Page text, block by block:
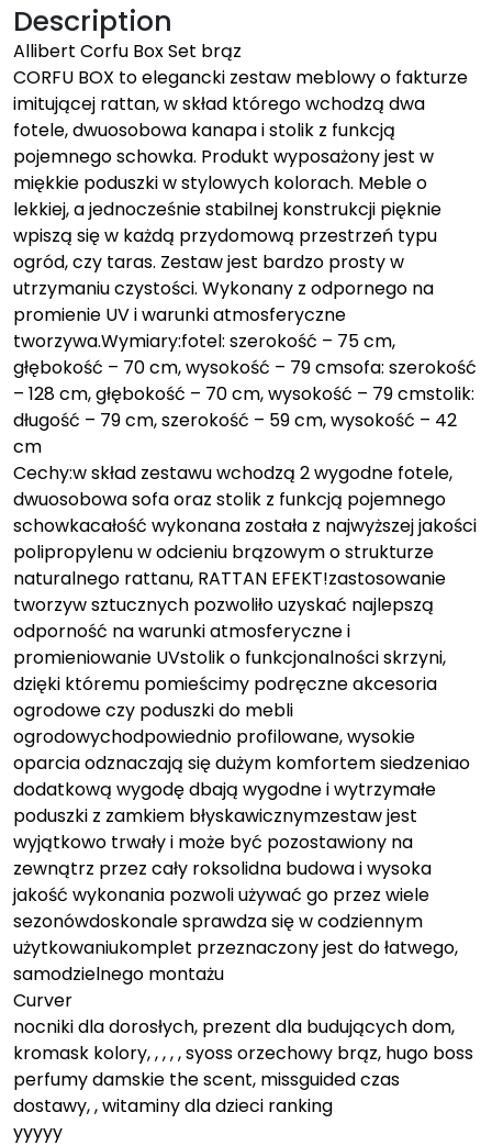
Description
Allibert Corfu Box Set brąz
CORFU BOX to elegancki zestaw meblowy o fakturze
imitującej rattan, w skład którego wchodzą dwa
fotele, dwuosobowa kanapa i stolik z funkcją
pojemnego schowka. Produkt wyposażony jest w
miękkie poduszki w stylowych kolorach. Meble o
lekkiej, a jednocześnie stabilnej konstrukcji pięknie
wpiszą się w każdą przydomową przestrzeń typu
ogród, czy taras. Zestaw jest bardzo prosty w
utrzymaniu czystości. Wykonany z odpornego na
promienie UV i warunki atmosferyczne
tworzywa.Wymiary:fotel: szerokość – 75 cm,
głębokość – 70 cm, wysokość – 79 cmsofa: szerokość
– 128 cm, głębokość – 70 cm, wysokość – 79 cmstolik:
długość – 79 cm, szerokość – 59 cm, wysokość – 42
cm
Cechy:w skład zestawu wchodzą 2 wygodne fotele,
dwuosobowa sofa oraz stolik z funkcją pojemnego
schowkacałość wykonana została z najwyższej jakości
polipropylenu w odcieniu brązowym o strukturze
naturalnego rattanu, RATTAN EFEKT!zastosowanie
tworzyw sztucznych pozwoliło uzyskać najlepszą
odporność na warunki atmosferyczne i
promieniowanie UVstolik o funkcjonalności skrzyni,
dzięki któremu pomieścimy podręczne akcesoria
ogrodowe czy poduszki do mebli
ogrodowychodpowiednio profilowane, wysokie
oparcia odznaczają się dużym komfortem siedzeniao
dodatkową wygodę dbają wygodne i wytrzymałe
poduszki z zamkiem błyskawicznymzestaw jest
wyjątkowo trwały i może być pozostawiony na
zewnątrz przez cały roksolidna budowa i wysoka
jakość wykonania pozwoli używać go przez wiele
sezonówdoskonale sprawdza się w codziennym
użytkowaniukomplet przeznaczony jest do łatwego,
samodzielnego montażu
Curver
nocniki dla dorosłych, prezent dla budujących dom,
kromask kolory, , , , , syoss orzechowy brąz, hugo boss
perfumy damskie the scent, missguided czas
dostawy, , witaminy dla dzieci ranking
yyyyy